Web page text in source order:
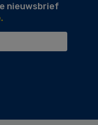
nieuwsbrief